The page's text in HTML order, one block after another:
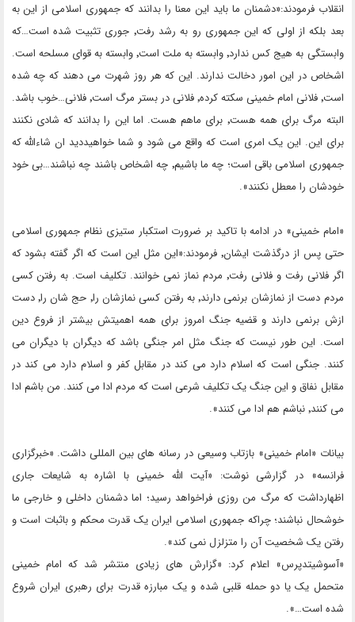
انقلاب فرمودند:«دشمنان ما باید این معنا را بدانند که جمهوری اسلامی از این به
بعد بلکه از اولی که این جمهوری رو به رشد رفت٬ جوری تثبیت شده است…که
وابستگی به هیج کس ندارد٬ وابسته به ملت است٬ وابسته به قوای مسلحه است.
اشخاص در این امور دخالت ندارند. این که هر روز شهرت می دهند که چه شده
است٬ فلانی امام خمینی سکته کرده٬ فلانی در بستر مرگ است٬ فلانی…خوب باشد.
البته مرگ برای همه هست٬ برای ماهم هست. اما این را بدانند که شادی نکنند
برای این. این یک امری است که واقع می شود و شما خواهیددید ان شاءالله که
جمهوری اسلامی باقی است؛ چه ما باشیم٬ چه اشخاص باشند چه نباشند…بی خود
خودشان را معطل نکنند».
«امام خمینی» در ادامه با تاکید بر ضرورت استکبار ستیزی نظام جمهوری اسلامی
حتی پس از درگذشت ایشان٬ فرمودند:«این مثل این است که اگر گفته بشود که
اگر فلانی رفت و فلانی رفت٬ مردم نماز نمی خوانند. تکلیف است. به رفتن کسی
مردم دست از نمازشان برنمی دارند٬ به رفتن کسی نمازشان را٬ حج شان را٬ دست
ازش برنمی دارند و قضیه جنگ امروز برای همه اهمیتش بیشتر از فروع دین
است. این طور نیست که جنگ مثل امر جنگی باشد که دیگران با دیگران می
کنند. جنگی است که اسلام دارد می کند در مقابل کفر و اسلام دارد می کند در
مقابل نفاق و این جنگ یک تکلیف شرعی است که مردم ادا می کنند. من باشم ادا
می کنند٬ نباشم هم ادا می کنند».
بیانات «امام خمینی» بازتاب وسیعی در رسانه های بین المللی داشت. «خبرگزاری
فرانسه» در گزارشی نوشت: «آیت الله خمینی با اشاره به شایعات جاری
اظهارداشت که مرگ من روزی فراخواهد رسید؛ اما دشمنان داخلی و خارجی ما
خوشحال نباشند؛ چراکه جمهوری اسلامی ایران یک قدرت محکم و باثبات است و
رفتن یک شخصیت آن را متزلزل نمی کند».
«آسوشیتدپرس» اعلام کرد: «گزارش های زیادی منتشر شد که امام خمینی
متحمل یک یا دو حمله قلبی شده و یک مبارزه قدرت برای رهبری ایران شروع
شده است…».